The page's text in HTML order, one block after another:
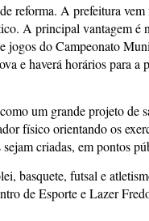
reforma. A prefeitura
A principal vantagem é
jogos do Campeonato
e haverá horários para
um grande projeto de
físico orientando os
criadas, em pontos
basquete, futsal e
de Esporte e Lazer